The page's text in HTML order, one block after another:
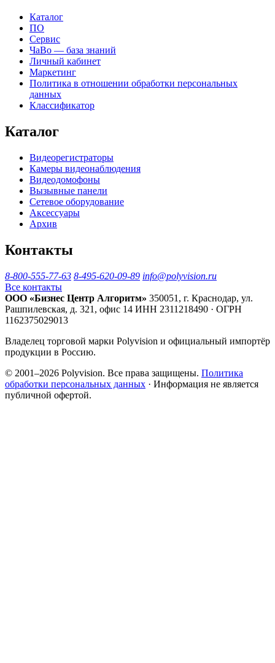
Каталог
ПО
Сервис
ЧаВо — база знаний
Личный кабинет
Маркетинг
Политика в отношении обработки персональных
данных
Классификатор
Каталог
Видеорегистраторы
Камеры видеонаблюдения
Видеодомофоны
Вызывные панели
Сетевое оборудование
Аксессуары
Архив
Контакты
8-800-555-77-63 8-495-620-09-89 info@polyvision.ru
Все контакты
ООО «Бизнес Центр Алгоритм» 350051, г. Краснодар, ул.
Рашпилевская, д. 321, офис 14 ИНН 2311218490 · ОГРН
1162375029013
Владелец торговой марки Polyvision и официальный импортёр
продукции в Россию.
© 2001–2026 Polyvision. Все права защищены. Политика
обработки персональных данных · Информация не является
публичной офертой.